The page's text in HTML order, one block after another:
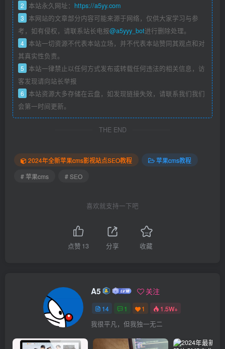
2 本站永久网址： https://a5yy.com
3
本网站的文章部分内容可能来源于网络，仅供大家学习与参
考，如有侵权，请联系站长电报@a5yyy_bot进行删除处理。
4 本站一切资源不代表本站立场，并不代表本站赞同其观点和对
其真实性负责。
5
本站一律禁止以任何方式发布或转载任何违法的相关信息，访
客发现请向站长举报
6
本站资源大多存储在云盘，如发现链接失效，请联系我们我们
会第一时间更新。
THE END
2024年全新苹果cms影视站点SEO教程
苹果cms教程
# 苹果cms
# SEO
喜欢就支持一下吧
点赞 13 分享 收藏
A5 关注
14 1 1 1.5W+
我很平凡，但我独一无二